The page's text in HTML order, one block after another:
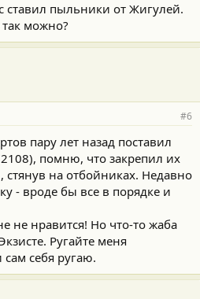
ставил пыльники от Жигулей.
можно?
#6
пару лет назад поставил
помню, что закрепил их
на отбойниках. Недавно
- вроде бы все в порядке и
не нравится! Но что-то жаба
Ругайте меня
себя ругаю.